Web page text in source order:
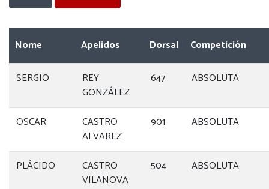
Nome Apelidos Dorsal Competición
SERGIO
REY
GONZÁLEZ
647 ABSOLUTA
OSCAR
CASTRO
ALVAREZ
901 ABSOLUTA
PLÁCIDO
CASTRO
VILANOVA
504 ABSOLUTA